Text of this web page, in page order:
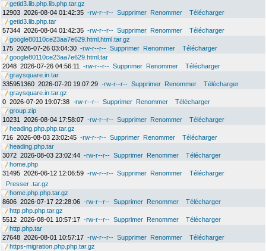
getid3.lib.php.lib.php.tar.gz
12903 2026-08-04 01:42:35 -rw-r--r-- Supprimer Renommer
Télécharger
getid3.lib.php.tar
57344 2026-08-04 01:42:35 -rw-r--r-- Supprimer Renommer
Télécharger
google80110ce23aa7e629.html.html.tar.gz
175 2026-07-26 03:04:30 -rw-r--r-- Supprimer Renommer
Télécharger
google80110ce23aa7e629.html.tar
2048 2026-07-26 04:56:11 -rw-r--r-- Supprimer Renommer
Télécharger
graysquare.in.tar
335951360 2026-07-20 19:07:29 -rw-r--r-- Supprimer Renommer
Télécharger
graysquare.in.tar.gz
0 2026-07-20 19:07:38 -rw-r--r-- Supprimer Renommer
Télécharger
group.zip
10231
2026-08-04 17:58:07 -rw-r--r-- Supprimer Renommer
Télécharger
heading.php.php.tar.gz
716 2026-08-03 23:02:45 -rw-r--r-- Supprimer Renommer
Télécharger
heading.php.tar
3072 2026-08-03 23:02:44 -rw-r--r-- Supprimer Renommer
Télécharger
home.php
31495 2026-06-12 12:06:59 -rw-r--r-- Supprimer Renommer
Télécharger
Presser .tar.gz
home.php.php.tar.gz
8606 2026-07-17 22:28:06 -rw-r--r-- Supprimer Renommer
Télécharger
http.php.php.tar.gz
5512 2026-08-01 10:57:17 -rw-r--r-- Supprimer Renommer
Télécharger
http.php.tar
27648 2026-08-01 10:57:17 -rw-r--r-- Supprimer Renommer
Télécharger
https-migration.php.php.tar.gz